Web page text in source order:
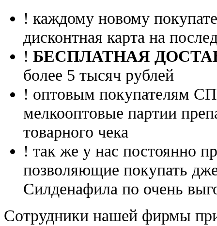
! каждому новому
дисконтная карта на
! БЕСПЛАТНАЯ
более 5 тысяч рублей
! оптовым покупателям
мелкооптовые партии
товарного чека
! так же у нас постоянно
позволяющие покупать
Силденафила по очень
Cотрудники нашей фирмы